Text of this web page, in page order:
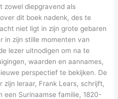
zowel diepgravend als
dit boek nadenk, des te
niet ligt in zijn grote gebaren
in zijn stille momenten van
lezer uitnodigen om na te
waarden en aannames,
perspectief te bekijken. De
zijn leraar, Frank Lears, schrijft,
een Surinaamse familie, 1820-